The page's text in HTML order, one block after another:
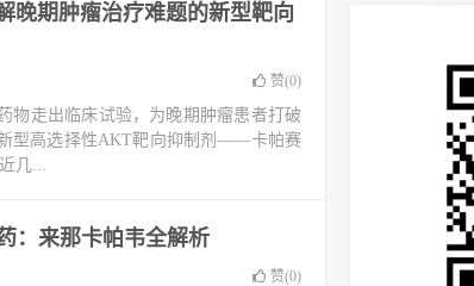
晚期肿瘤治疗难题的新型靶向
赞(0)
物走出临床试验，为晚期肿瘤患者打破
型高选择性AKT靶向抑制剂——卡帕赛
几...
：来那卡帕韦全解析
赞(0)